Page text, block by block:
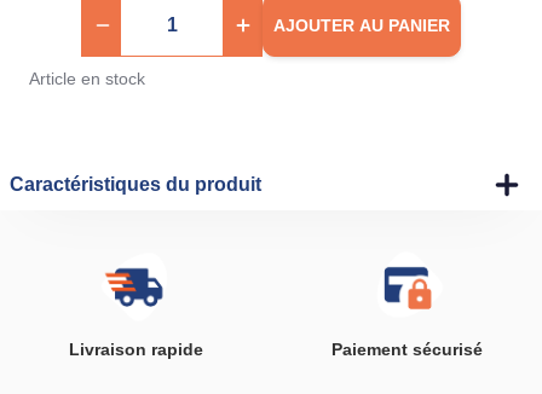
AJOUTER AU PANIER
Article en stock
Caractéristiques du produit
Livraison rapide Paiement sécurisé